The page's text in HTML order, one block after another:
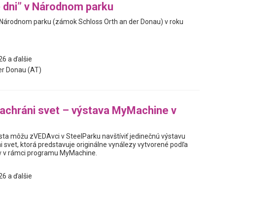
v Národnom parku
parku (zámok Schloss Orth an der Donau) v roku
a ďalšie
Donau (AT)
svet – výstava MyMachine v
môžu zVEDAvci v SteelParku navštíviť jedinečnú výstavu
svet, ktorá predstavuje originálne vynálezy vytvorené podľa
rámci programu MyMachine.
a ďalšie